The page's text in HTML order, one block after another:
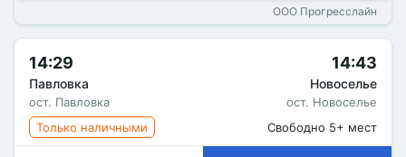
ООО Прогресслайн
14:29
Павловка
ост. Павловка
14:43
Новоселье
ост. Новоселье
Только наличными
Свободно 5+ мест